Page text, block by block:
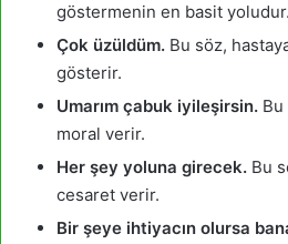
göstermenin en basit yoludur.
Çok üzüldüm. Bu söz,
gösterir.
Umarım çabuk iyileşirsin.
moral verir.
Her şey yoluna girecek. Bu
cesaret verir.
Bir şeye ihtiyacın olursa